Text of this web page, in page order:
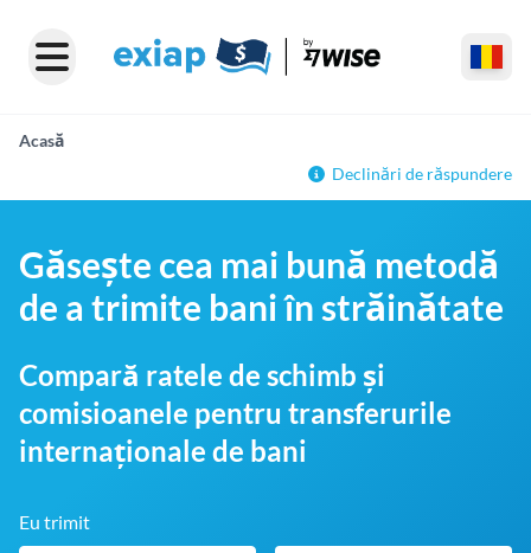
Acasă
Declinări de răspundere
Găsește cea mai bună metodă
de a trimite bani în străinătate
Compară ratele de schimb și
comisioanele pentru transferurile
internaționale de bani
Eu trimit